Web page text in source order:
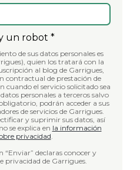
un robot *
de sus datos personales es
al blog de Garrigues,
contractual de prestación de
cuando el servicio solicitado sea
personales a terceros salvo
podrán acceder a sus
de servicios de Garrigues.
y suprimir sus datos, así
se explica en la información
privacidad.
“Enviar” declaras conocer y
privacidad de Garrigues.